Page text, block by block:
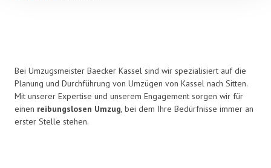
Bei Umzugsmeister Baecker Kassel sind wir spezialisiert auf die
Planung und Durchführung von Umzügen von Kassel nach Sitten.
Mit unserer Expertise und unserem Engagement sorgen wir für
einen reibungslosen Umzug, bei dem Ihre Bedürfnisse immer an
erster Stelle stehen.